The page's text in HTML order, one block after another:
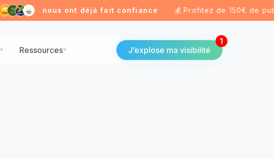
nous ont déjà fait confiance 💰 Profitez de 150€ de pub
Ressources J’explose ma visibilité
1